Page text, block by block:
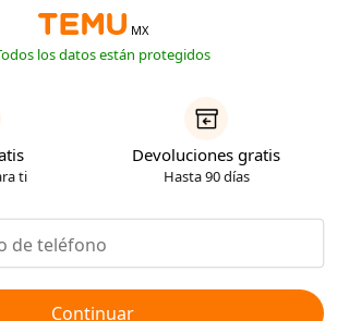
MX
los datos están protegidos
ti
Devoluciones gratis
Hasta 90 días
Continuar